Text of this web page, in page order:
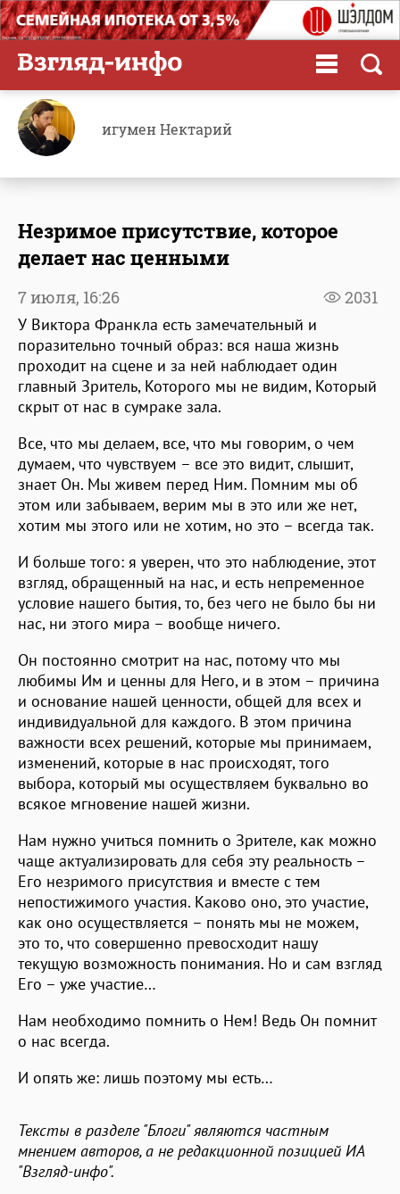
игумен Нектарий
Незримое присутствие, которое
делает нас ценными
2031
7 июля, 16:26
У Виктора Франкла есть замечательный и
поразительно точный образ: вся наша жизнь
проходит на сцене и за ней наблюдает один
главный Зритель, Которого мы не видим, Который
скрыт от нас в сумраке зала.
Все, что мы делаем, все, что мы говорим, о чем
думаем, что чувствуем – все это видит, слышит,
знает Он. Мы живем перед Ним. Помним мы об
этом или забываем, верим мы в это или же нет,
хотим мы этого или не хотим, но это – всегда так.
И больше того: я уверен, что это наблюдение, этот
взгляд, обращенный на нас, и есть непременное
условие нашего бытия, то, без чего не было бы ни
нас, ни этого мира – вообще ничего.
Он постоянно смотрит на нас, потому что мы
любимы Им и ценны для Него, и в этом – причина
и основание нашей ценности, общей для всех и
индивидуальной для каждого. В этом причина
важности всех решений, которые мы принимаем,
изменений, которые в нас происходят, того
выбора, который мы осуществляем буквально во
всякое мгновение нашей жизни.
Нам нужно учиться помнить о Зрителе, как можно
чаще актуализировать для себя эту реальность –
Его незримого присутствия и вместе с тем
непостижимого участия. Каково оно, это участие,
как оно осуществляется – понять мы не можем,
это то, что совершенно превосходит нашу
текущую возможность понимания. Но и сам взгляд
Его – уже участие…
Нам необходимо помнить о Нем! Ведь Он помнит
о нас всегда.
И опять же: лишь поэтому мы есть…
Тексты в разделе "Блоги" являются частным
мнением авторов, а не редакционной позицией ИА
"Взгляд-инфо".